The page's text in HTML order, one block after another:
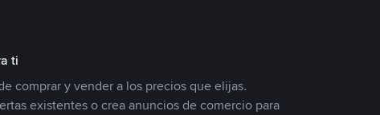
ti
comprar y vender a los precios que elijas.
existentes o crea anuncios de comercio para